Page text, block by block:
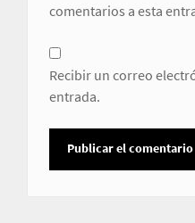
comentarios a esta
Recibir un correo
entrada.